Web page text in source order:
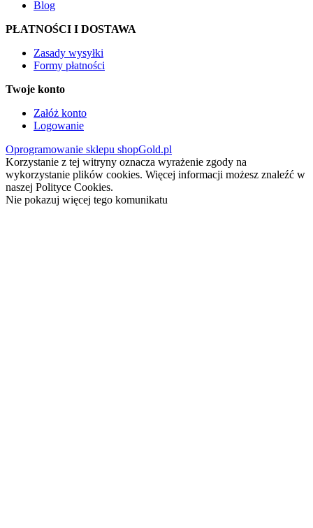
Blog
PŁATNOŚCI I DOSTAWA
Zasady wysyłki
Formy płatności
Twoje konto
Załóż konto
Logowanie
Oprogramowanie sklepu shopGold.pl
Korzystanie z tej witryny oznacza wyrażenie zgody na
wykorzystanie plików cookies. Więcej informacji możesz znaleźć w
naszej Polityce Cookies.
Nie pokazuj więcej tego komunikatu